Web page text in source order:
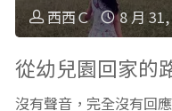
真
想
西西Ｃ 8 月
從幼兒園回家的
沒有聲音，完全沒有回